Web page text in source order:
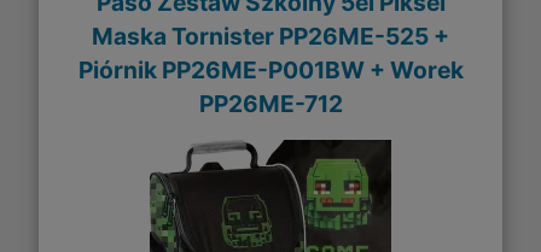
Maska Tornister PP26ME-525 +
Piórnik PP26ME-P001BW + Worek
PP26ME-712